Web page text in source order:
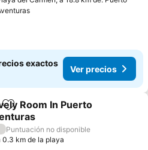
exactos
Ver precios
Agregar a favoritos
Room In Puerto
precios
Puntuación no disponible
0.3 km de la playa